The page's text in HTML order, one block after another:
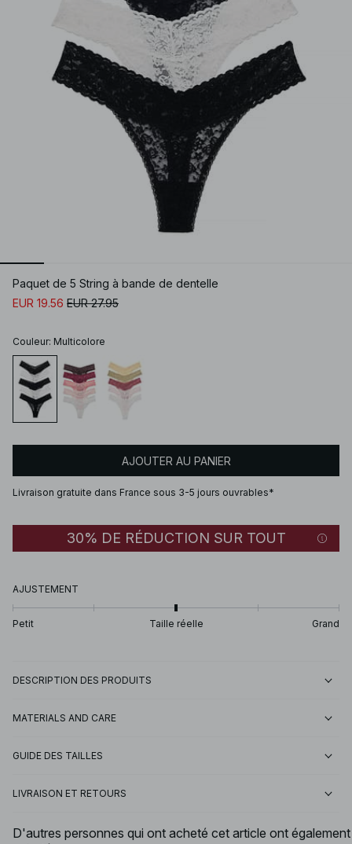
Paquet de 5 String à bande de dentelle
EUR 19.56 EUR 27.95
Couleur: Multicolore
AJOUTER AU PANIER
Livraison gratuite dans France sous 3-5 jours ouvrables*
30% DE RÉDUCTION SUR TOUT
AJUSTEMENT
Petit Taille réelle Grand
DESCRIPTION DES PRODUITS
MATERIALS AND CARE
GUIDE DES TAILLES
LIVRAISON ET RETOURS
D'autres personnes qui ont acheté cet article ont également